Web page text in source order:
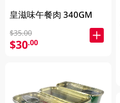
皇滋味午餐肉 340GM
$35.00
$30.00